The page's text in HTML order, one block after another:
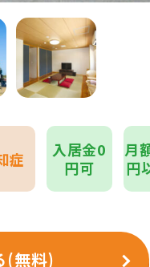
症
入居金0
円可
月
円
(無料)